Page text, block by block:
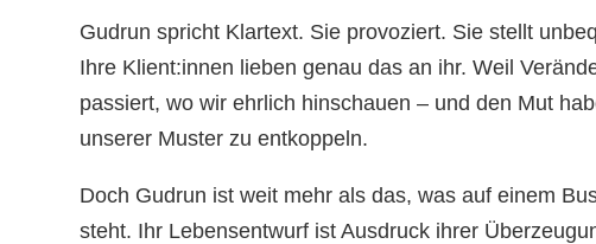
Gudrun spricht Klartext. Sie provoziert. Sie stellt
Ihre Klient:innen lieben genau das an ihr. Weil
passiert, wo wir ehrlich hinschauen – und den Mut
unserer Muster zu entkoppeln.
Doch Gudrun ist weit mehr als das, was auf einem
steht. Ihr Lebensentwurf ist Ausdruck ihrer